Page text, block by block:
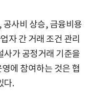
사비 상승, 금융비용
자 간 거래 조건 관리
사가 공정거래 기준을
에 참여하는 것은 협
다.